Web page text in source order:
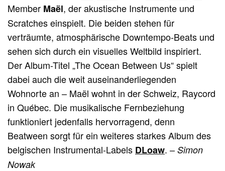
Member Maël, der akustische Instrumente und
Scratches einspielt. Die beiden stehen für
verträumte, atmosphärische Downtempo-Beats und
sehen sich durch ein visuelles Weltbild inspiriert.
Der Album-Titel „The Ocean Between Us“ spielt
dabei auch die weit auseinanderliegenden
Wohnorte an – Maël wohnt in der Schweiz, Raycord
in Québec. Die musikalische Fernbeziehung
funktioniert jedenfalls hervorragend, denn
Beatween sorgt für ein weiteres starkes Album des
belgischen Instrumental-Labels DLoaw. –Simon
Nowak